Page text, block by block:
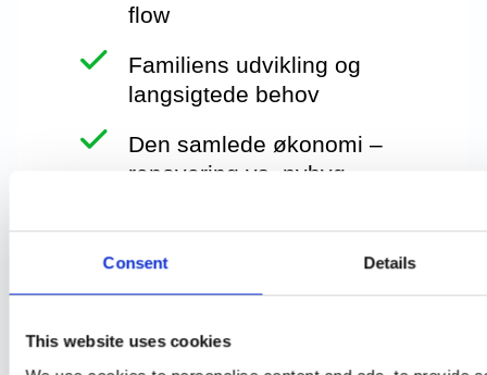
Consent Details
This website uses cookies
flow
Familiens udvikling og
langsigtede behov
Den samlede økonomi –
renovering vs. nybyg
billigere at rive ned og bygge nyt end at